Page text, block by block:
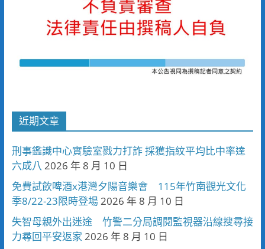
近期文章
刑事鑑識中心實驗室戮力打詐 採獲指紋平均比中率達
六成八 2026 年 8 月 10 日
免費試飲啤酒x港灣夕陽音樂會 115年竹南觀光文化
季8/22-23限時登場 2026 年 8 月 10 日
失智母親外出迷途 竹警二分局調閱監視器沿線搜尋接
力尋回平安返家 2026 年 8 月 10 日